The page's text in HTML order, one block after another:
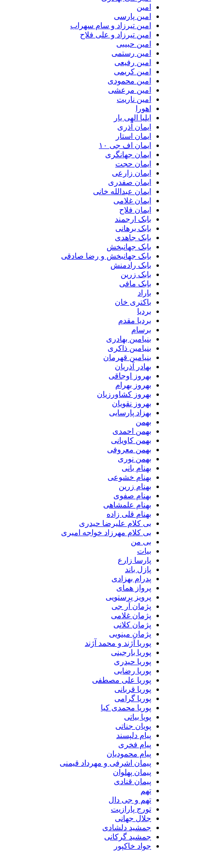
امین
امین پارسی
امین تیرزاد و سام سهراب
امین تیرزاد و علی فلاح
امین حبیبی
امین رستمی
امین رفیعی
امین کریمی
امین محمودی
امین مرعشی
امین ناریت
اهورا
ایلیا الهی یار
ایمان آذری
ایمان استار
ایمان اف جی ۱۰
ایمان جهانگری
ایمان حجت
ایمان زارعی
ایمان صفدری
ایمان عبدالله خانی
ایمان غلامی
ایمان فلاح
بابک ارجمند
بابک برهانی
بابک جاهدی
بابک جهانبخش
بابک جهانبخش و رضا صادقی
بابک رادمنش
بابک زرین
بابک مافی
باراد
باکتری خان
بردیا
بردیا مقدم
برسام
بنیامین بهادری
بنیامین ذاکری
بنیامین قهرمان
بهادر آذریان
بهروز اوجاقی
بهروز بهرام
بهروز کشاورزیان
بهروز نقویان
بهزاد پارسایی
بهمن
بهمن احمدی
بهمن کاویانی
بهمن معروفی
بهمن نوری
بهنام بانی
بهنام خشوعی
بهنام زرین
بهنام صفوی
بهنام علمشاهی
بهنام قلی زاده
بی کلام علیرضا حیدری
بی کلام مهرزاد خواجه امیری
بی من
بیات
پارسا زارع
پازل باند
پدرام بهزادی
پرواز همای
پرویز پرستویی
پژمان آر جی
پژمان غلامی
پژمان کلانی
پژمان مینویی
پوریا آژند و محمد آژند
پوریا بارجینی
پوریا حیدری
پوریا رضایی
پوریا علی مصطفی
پوریا قربانی
پوریا گرامی
پوریا محمدی کیا
پویا بیاتی
پویان جناتی
پیام دلپسند
پیام فخری
پیام محمودیان
پیمان اشرفی و مهرداد قیمنی
پیمان پهلوان
پیمان قنادی
تهم
تهم و جی دال
تورج پارازیت
جلال جهانی
جمشید دلشادی
جمشید گرکانی
جواد خاکپور